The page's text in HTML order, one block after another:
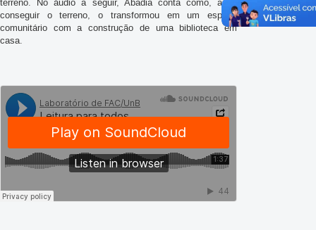
terreno. No áudio a seguir, Abadia conta como, após
conseguir o terreno, o transformou em um espaço
comunitário com a construção de uma biblioteca em
casa.